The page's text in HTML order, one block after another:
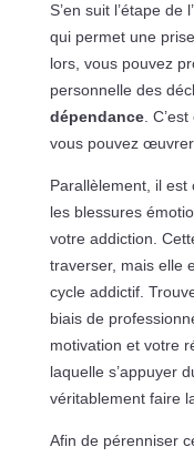
S’en suit l’étape
qui permet une
lors, vous pouvez
personnelle des
dépendance.
vous pouvez
Parallèlement, il est
les blessures
votre addiction.
traverser, mais elle
cycle addictif.
biais de
motivation et votre
laquelle s’appuyer
véritablement faire
Afin de pérenniser